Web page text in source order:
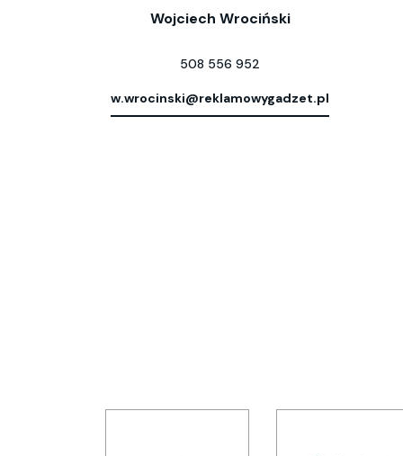
Wojciech Wrociński
508 556 952
w.wrocinski@reklamowygadzet.pl